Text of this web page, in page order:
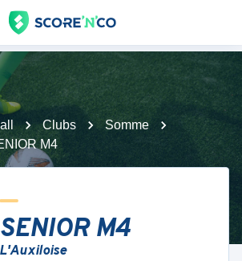
Clubs
Somme
M4
SENIOR M4
L'Auxiloise